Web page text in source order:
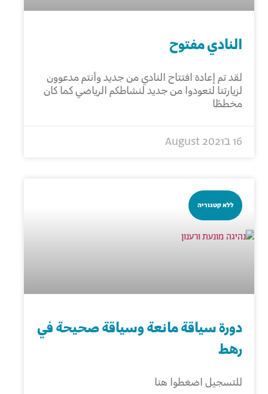
النادي مفتوح
لقد تم إعادة افتتاح النادي من جديد وأنتم مدعوون
لزيارتنا لتعودوا من جديد لنشاطكم الرياضي كما كان
مخططًا
16 בAugust 2021
ללא קטגוריה
دورة سياقة مانعة وسياقة صحيحة في
رهط
للتسجيل اضغطوا هنا